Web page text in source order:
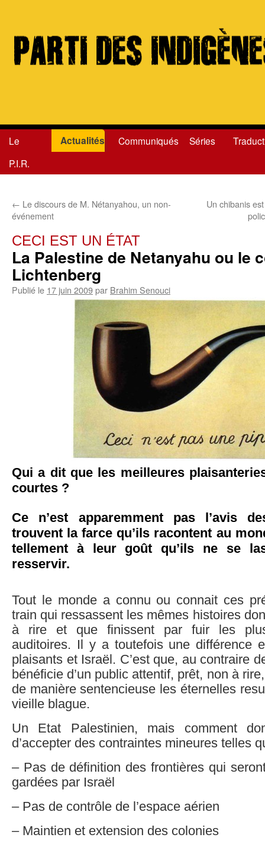
Aller
au
Le
P.I.R.
Actualités Communiqués Séries
← Le discours de M. Nétanyahou, un non-
événement
Un chibanis
CECI EST UN ÉTAT
La Palestine de Netanyahu ou le
Lichtenberg
Publié le 17 juin 2009par Brahim Senouci
Qui a dit que les meilleures
courtes ?
Ce n’est apparemment pas l’avis
trouvent la farce qu’ils racontent au
tellement à leur goût qu’ils ne se
resservir.
Tout le monde a connu ou connait ces
train qui ressassent les mêmes histoires
à rire et que finissent par fuir les
auditoires. Il y a toutefois une différence
plaisants et Israël. C’est que, au contraire
bénéficie d’un public attentif, prêt, non à
de manière sentencieuse les éternelles
vieille blague.
Un Etat Palestinien, mais comment
d’accepter des contraintes mineures telles
– Pas de définition des frontières qui
gardées par Israël
– Pas de contrôle de l’espace aérien
– Maintien et extension des colonies